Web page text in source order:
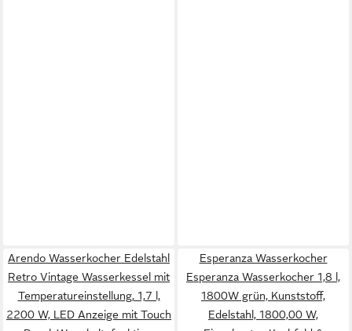
Arendo Wasserkocher Edelstahl
Retro Vintage Wasserkessel mit
Temperatureinstellung, 1,7 l,
2200 W, LED Anzeige mit Touch
Esperanza Wasserkocher
Esperanza Wasserkocher 1,8 l,
1800W grün, Kunststoff,
Edelstahl, 1800,00 W,